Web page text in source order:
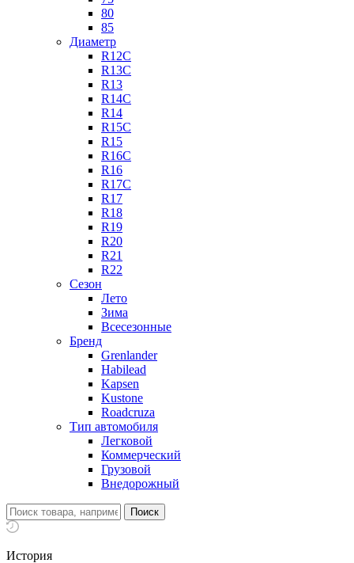
80
85
Диаметр
R12C
R13C
R13
R14C
R14
R15C
R15
R16C
R16
R17C
R17
R18
R19
R20
R21
R22
Сезон
Лето
Зима
Всесезонные
Бренд
Grenlander
Habilead
Kapsen
Kustone
Roadcruza
Тип автомобиля
Легковой
Коммерческий
Грузовой
Внедорожный
История